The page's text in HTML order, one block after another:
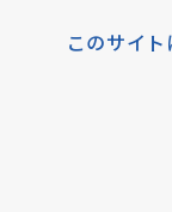
このサイ